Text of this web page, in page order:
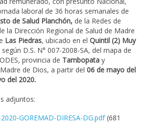
laboral de 36 horas semanales de
de Salud Planchón, de la Redes de
la Dirección Regional de Salud de Madre
Las Piedras, ubicado en el Quintil (2) Muy
según D.S. N° 007-2008-SA, del mapa de
provincia de Tambopata y
de Dios, a partir del 06 de mayo del
del 2020.
adjuntos:
GOREMAD-DIRESA-DG.pdf(681